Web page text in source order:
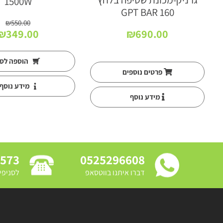
160 GPT BAR
₪690.00
פרטים נוספים
מידע נוסף
₪550.00
המחיר
היה:
349.00
הוספה
מידע נוסף
0525296608
דברו איתנו בווטסאפ